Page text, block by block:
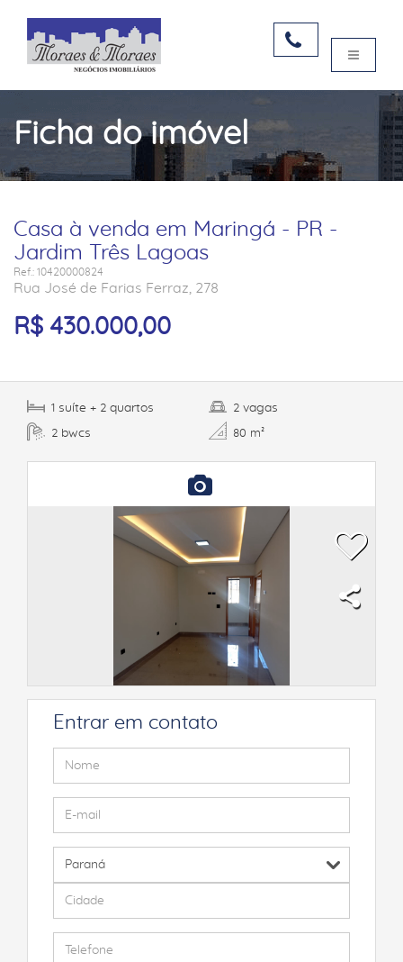
Ficha do imóvel
Casa à venda em Maringá - PR -
Jardim Três Lagoas
Ref.: 10420000824
Rua José de Farias Ferraz, 278
R$ 430.000,00
1 suíte + 2 quartos
2 bwcs
2 vagas
80 m²
Entrar em contato